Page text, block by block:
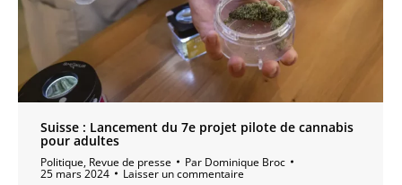
Suisse : Lancement du 7e projet pilote de cannabis
pour adultes
Politique, Revue de presse Par Dominique Broc
25 mars 2024 Laisser un commentaire